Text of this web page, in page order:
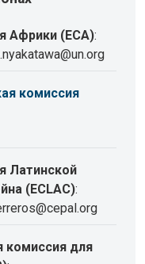
Африки (ECA):
комиссия
Латинской
(ECLAC):
комиссия для